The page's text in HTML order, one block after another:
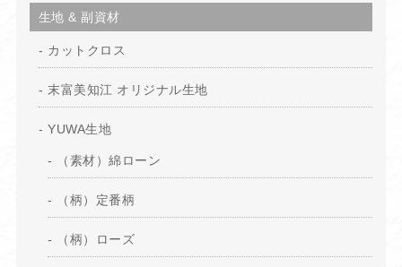
生地 & 副資材
カットクロス
末富美知江 オリジナル生地
YUWA生地
（素材）綿ローン
（柄）定番柄
（柄）ローズ